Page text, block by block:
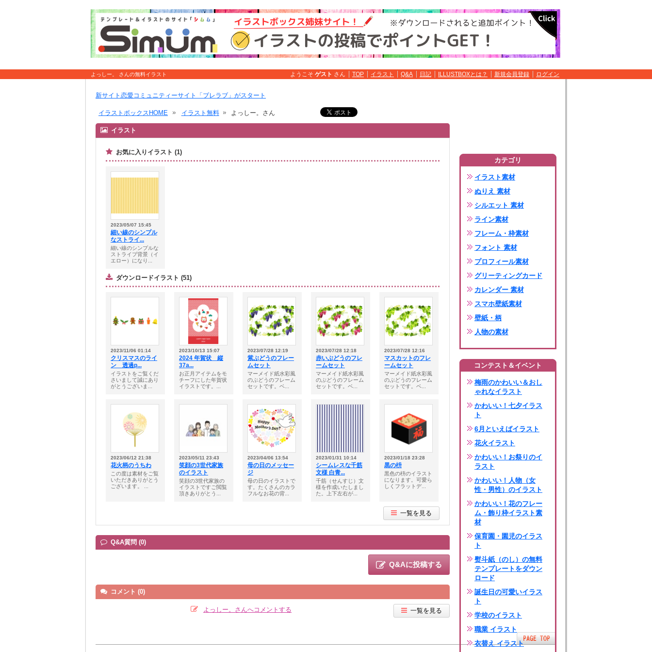
よっしー。 さんの無料イラスト ようこそ ゲスト さん TOP イラスト Q&A 日記 ILLUSTBOXとは？ 新規会員登録 ログイン
新サイト恋愛コミュニティーサイト「ブレラブ」がスタート
イラストボックスHOME イラスト無料 よっしー。さん
イラスト
お気に入りイラスト (1)
2023/05/07 15:45
細い線のシンプル
なストライ...
細い線のシンプルな
ストライプ背景（イ
エロー）になり...
ダウンロードイラスト (51)
2023/11/06 01:14
クリスマスのライ
ン 透過p...
イラストをご覧くだ
さいまして誠にあり
がとうございま...
2023/10/13 15:07
2024 年賀状 縦
37a...
お正月アイテムをモ
チーフにした年賀状
イラストです。...
2023/07/28 12:19
紫ぶどうのフレー
ムセット
マーメイド紙水彩風
のぶどうのフレーム
セットです。ベ...
2023/07/28 12:18
赤いぶどうのフレ
ームセット
マーメイド紙水彩風
のぶどうのフレーム
セットです。ベ...
2023/07/28 12:16
マスカットのフレ
ームセット
マーメイド紙水彩風
のぶどうのフレーム
セットです。ベ...
2023/06/12 21:38
花火柄のうちわ
この度は素材をご覧
いただきありがとう
ございます。 ...
2023/05/11 23:43
笑顔の3世代家族
のイラスト
笑顔の3世代家族の
イラストですご閲覧
頂きありがとう...
2023/04/06 13:54
母の日のメッセー
ジ
母の日のイラストで
す。たくさんのカラ
フルなお花の背...
2023/01/31 10:14
シームレスな千筋
文様 白青...
千筋（せんすじ）文
様を作成いたしまし
た。上下左右が...
2023/01/18 23:28
黒の枡
黒色の枡のイラスト
になります。可愛ら
しくフラットデ...
一覧を見る
Q&A質問 (0)
Q&Aに投稿する
コメント (0)
よっしー。さんへコメントする 一覧を見る
カテゴリ
イラスト素材
ぬりえ 素材
シルエット 素材
ライン素材
フレーム・枠素材
フォント 素材
プロフィール素材
グリーティングカード
カレンダー 素材
スマホ壁紙素材
壁紙・柄
人物の素材
コンテスト＆イベント
梅雨のかわいい＆おし
ゃれなイラスト
かわいい！七夕イラス
ト
6月といえばイラスト
花火イラスト
かわいい！お祭りのイ
ラスト
かわいい！人物（女
性・男性）のイラスト
かわいい！花のフレー
ム・飾り枠イラスト素
材
保育園・園児のイラス
ト
熨斗紙（のし）の無料
テンプレートをダウン
ロード
誕生日の可愛いイラス
ト
学校のイラスト
職業 イラスト
衣替え イラスト